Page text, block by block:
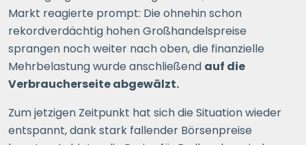
Markt reagierte prompt: Die ohnehin schon
rekordverdächtig hohen Großhandelspreise
sprangen noch weiter nach oben, die finanzielle
Mehrbelastung wurde anschließend auf die
Verbraucherseite abgewälzt.
Zum jetzigen Zeitpunkt hat sich die Situation wieder
entspannt, dank stark fallender Börsenpreise